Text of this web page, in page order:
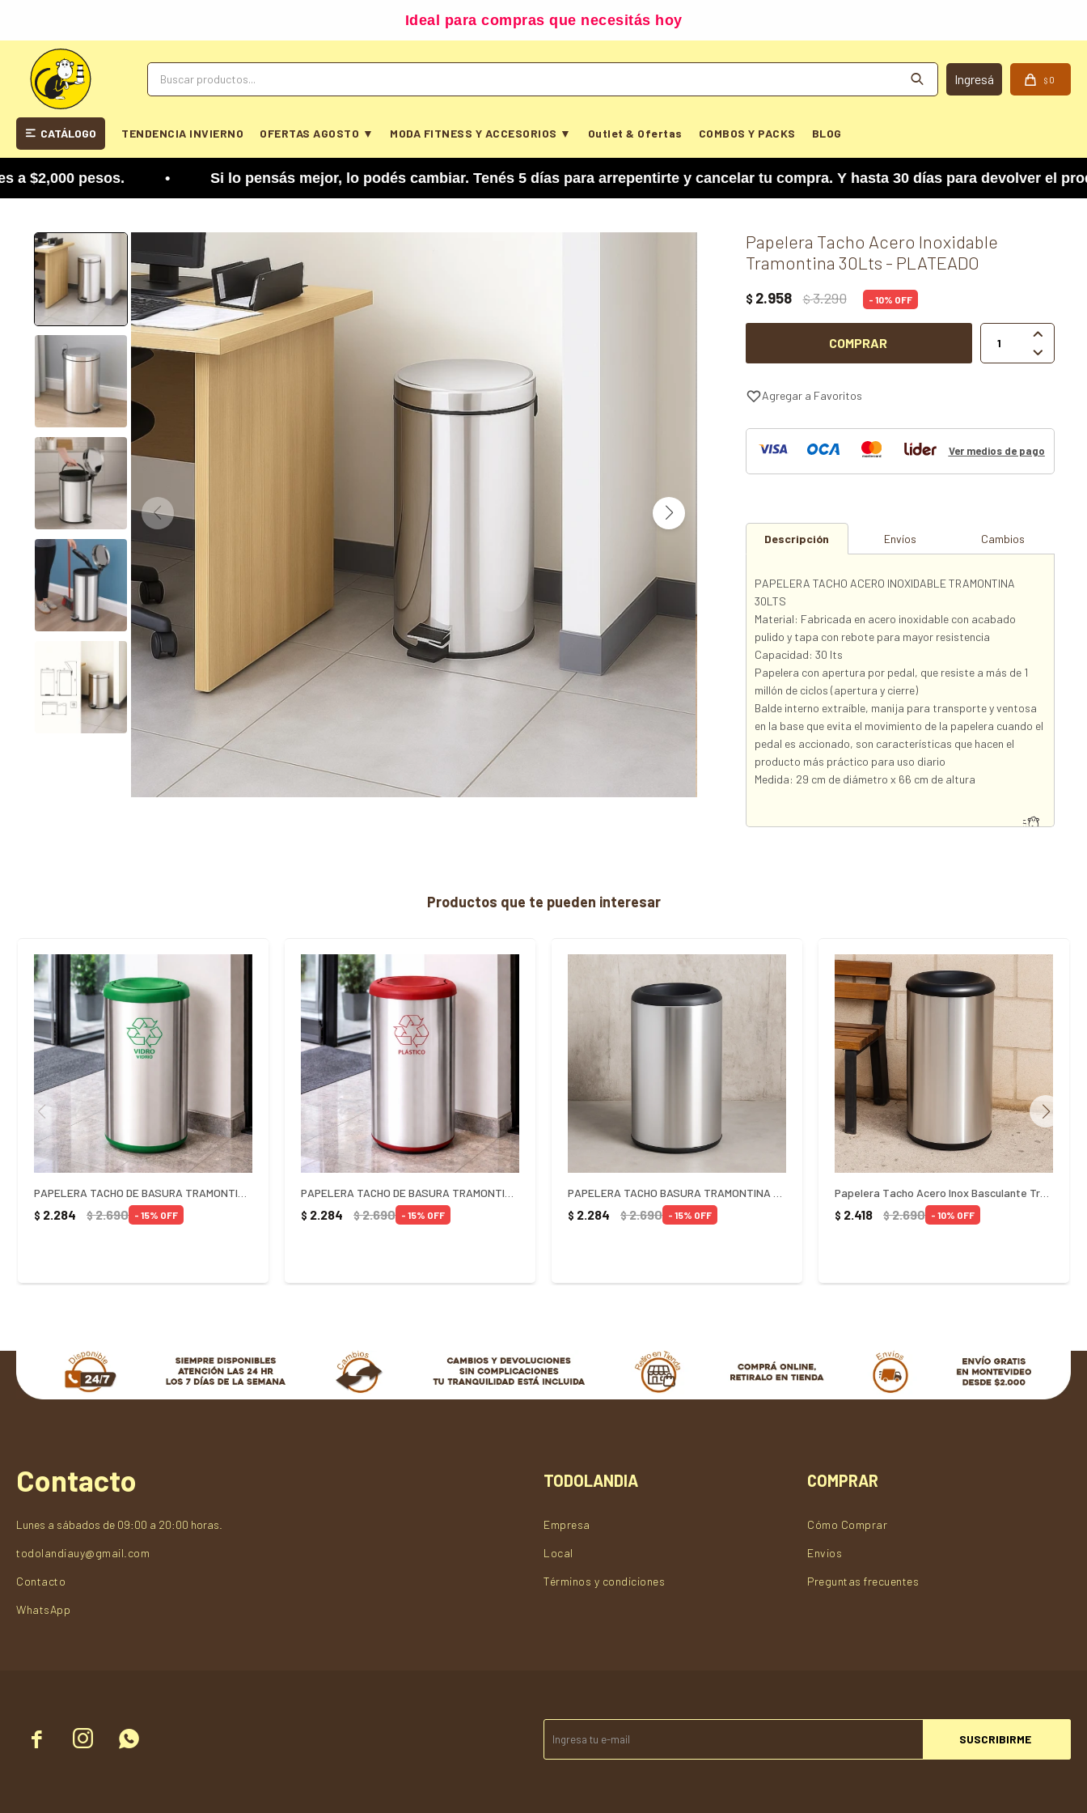
Ideal para compras que necesitás hoy
CATÁLOGO TENDENCIA INVIERNO OFERTAS AGOSTO ▼ MODA FITNESS Y ACCESORIOS ▼ Outlet & Ofertas COMBOS Y PACKS BLOG
$ 0
pesos. • Si lo pensás mejor, lo podés cambiar. Tenés 5 días para arrepentirte y cancelar tu compra. Y hasta 30 días para devolver el
Papelera Tacho Acero Inoxidable
Tramontina 30Lts - PLATEADO
$ 2.958 $3.290 10
COMPRAR


Ver medios de pago
Descripción Envíos Cambios
PAPELERA TACHO ACERO INOXIDABLE TRAMONTINA
30LTS
Material: Fabricada en acero inoxidable con acabado
pulido y tapa con rebote para mayor resistencia
Capacidad: 30 lts
Papelera con apertura por pedal, que resiste a más de 1
millón de ciclos (apertura y cierre)
Balde interno extraíble, manija para transporte y ventosa
en la base que evita el movimiento de la papelera cuando el
pedal es accionado, son características que hacen el
producto más práctico para uso diario
Medida: 29 cm de diámetro x 66 cm de altura
Productos que te pueden interesar
$ 2.284 $2.690 15 $ 2.284 $2.690 15 $ 2.284 $2.690 15 $ 2.418 $2.690 10
   SUSCRIBIRME
Contacto
Lunes a sábados de 09:00 a 20:00 horas.
todolandiauy@gmail.com
Contacto
WhatsApp
TODOLANDIA
Empresa
Local
Términos y condiciones
COMPRAR
Cómo Comprar
Envios
Preguntas frecuentes